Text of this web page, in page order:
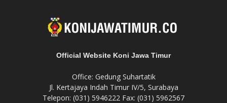
Official Website Koni Jawa Timur
Office: Gedung Suhartatik
Jl. Kertajaya Indah Timur IV/5, Surabaya
Telepon: (031) 5946222 Fax: (031) 5962567